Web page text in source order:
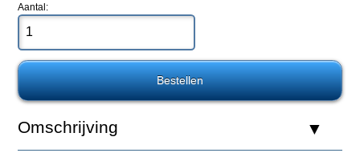
TL
Buis
20w
Aantal:
Omschrijving